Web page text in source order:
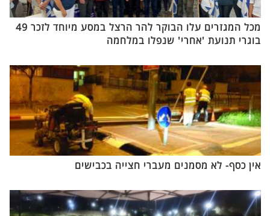
מכל המגזרים עלו הבוקר להר הרצל במסע מיוחד לזכר 49
בוגרי תנועת 'אחרי' שנפלו במלחמה
אין כסף- לא מסמנים מעברי חצייה בכבישים